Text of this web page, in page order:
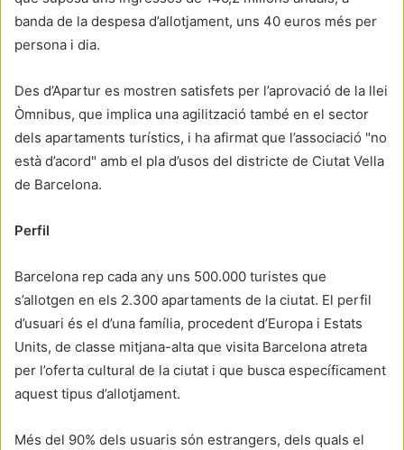
banda de la despesa d’allotjament, uns 40 euros més per
persona i dia.
Des d’Apartur es mostren satisfets per l’aprovació de la llei
Òmnibus, que implica una agilització també en el sector
dels apartaments turístics, i ha afirmat que l’associació "no
està d’acord" amb el pla d’usos del districte de Ciutat Vella
de Barcelona.
Perfil
Barcelona rep cada any uns 500.000 turistes que
s’allotgen en els 2.300 apartaments de la ciutat. El perfil
d’usuari és el d’una família, procedent d’Europa i Estats
Units, de classe mitjana-alta que visita Barcelona atreta
per l’oferta cultural de la ciutat i que busca específicament
aquest tipus d’allotjament.
Més del 90% dels usuaris són estrangers, dels quals el